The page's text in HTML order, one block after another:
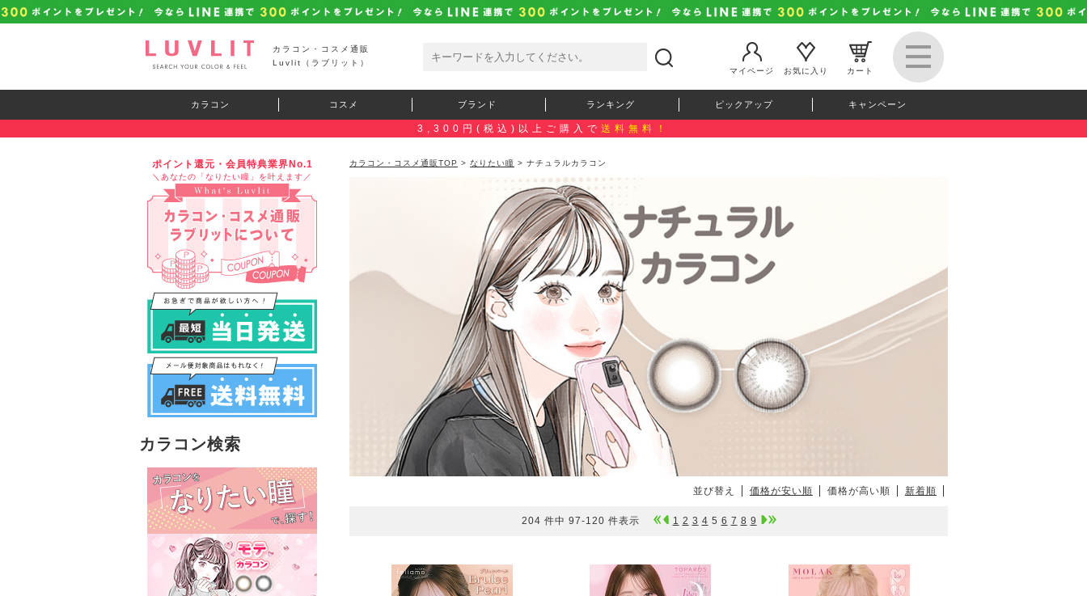
カラコン・コスメ通販
Luvlit（ラブリット）
マイページ
お気に入り カート
カラコン コスメ ブランド ランキング ピックアップ キャンペーン
3,300円(税込)以上ご購入で 送料無料！
ポイント還元・会員特典業界No.1
＼あなたの「なりたい瞳」を叶えます／
カラコン検索
カラコン・コスメ通販TOP > なりたい瞳 > ナチュラルカラコン
並び替え 価格が安い順 価格が高い順 新着順
204 件中 97-120 件表示 1 2 3 4 5 6 7 8 9